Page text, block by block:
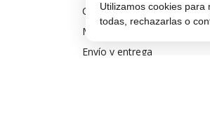
Cómo comprar
Métodos de pago
Envío y entrega
Utilizamos cookies
todas, rechazarlas o